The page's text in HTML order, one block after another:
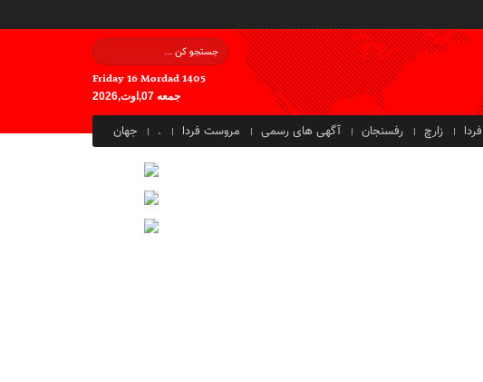
Friday 16 Mordad 1405
جمعه 07,اوت,2026
زارچ رفسنجان آگهی های رسمی مروست فردا . جهان